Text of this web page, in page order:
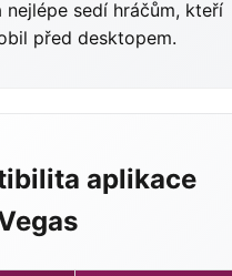
sedí hráčům, kteří
před desktopem.
aplikace